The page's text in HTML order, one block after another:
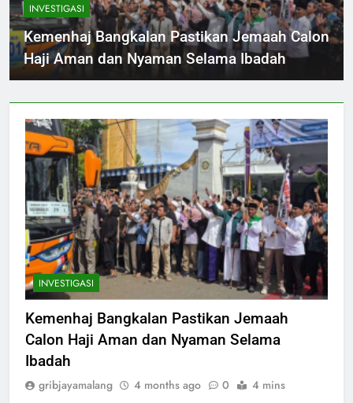
INVESTIGASI
Kemenhaj Bangkalan Pastikan Jemaah Calon
Haji Aman dan Nyaman Selama Ibadah
INVESTIGASI
Kemenhaj Bangkalan Pastikan Jemaah
Calon Haji Aman dan Nyaman Selama
Ibadah
gribjayamalang 4 months ago 0 4 mins